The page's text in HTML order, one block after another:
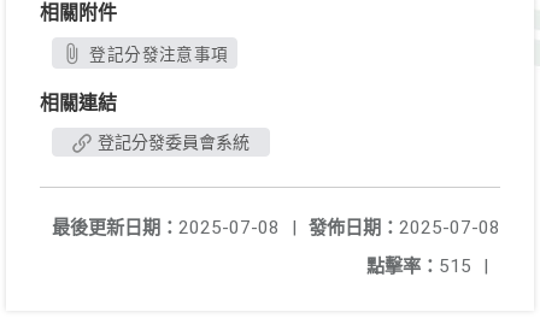
相關附件
登記分發注意事項
相關連結
登記分發委員會系統
發佈日期： 2025-07-08
最後更新日期： 2025-07-08
|
點擊率： 515 |